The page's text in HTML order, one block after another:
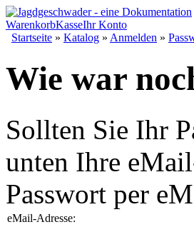
WarenkorbKasseIhr Konto
Startseite » Katalog » Anmelden »
Wie war
Sollten Sie Ihr
unten Ihre
Passwort per
eMail-Adresse: